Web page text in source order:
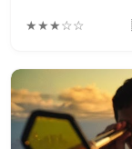
Métropolitaine
★★★☆☆